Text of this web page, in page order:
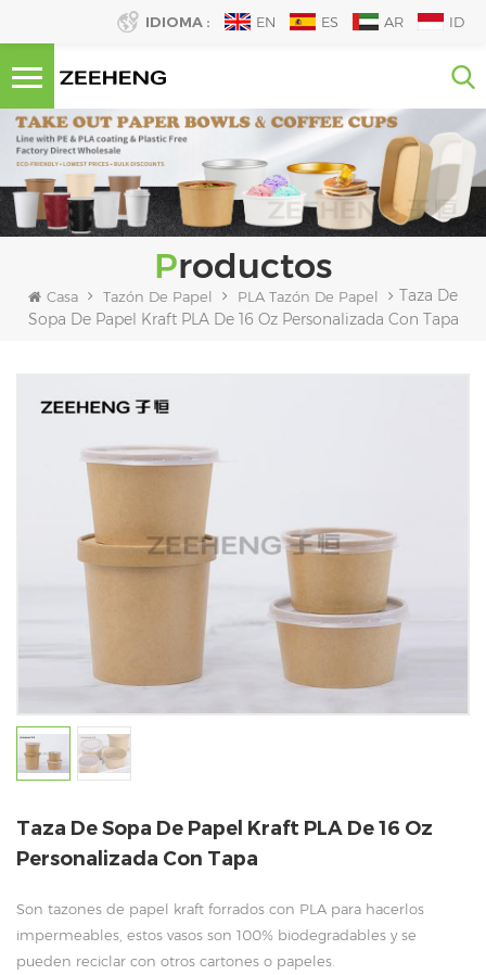
IDIOMA : EN ES AR ID
Productos
Casa Tazón De Papel PLA Tazón De Papel
Taza De
Sopa De Papel Kraft PLA De 16 Oz Personalizada Con Tapa
Taza De Sopa De Papel Kraft PLA De 16 Oz
Personalizada Con Tapa
Son tazones de papel kraft forrados con PLA para hacerlos
impermeables, estos vasos son 100% biodegradables y se
pueden reciclar con otros cartones o papeles.